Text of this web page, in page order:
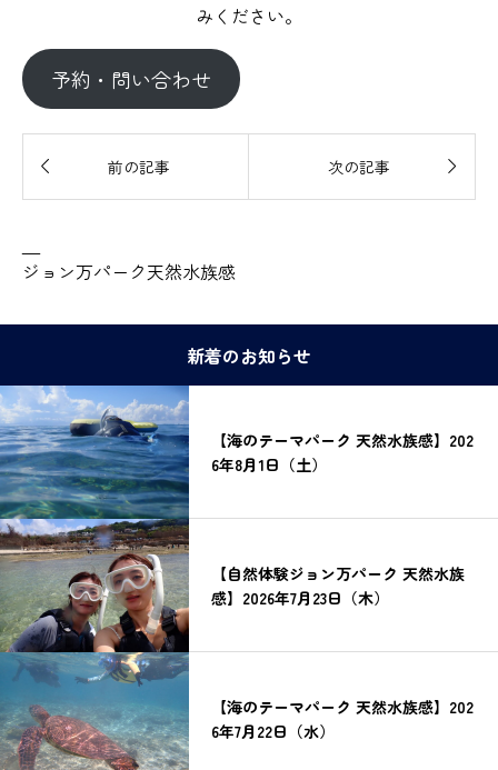
みください。
予約・問い合わせ
 前の記事 次の記事 
—
ジョン万パーク天然水族感
新着のお知らせ
【海のテーマパーク 天然水族感】202
6年8月1日（土）
【自然体験ジョン万パーク 天然水族
感】2026年7月23日（木）
【海のテーマパーク 天然水族感】202
6年7月22日（水）